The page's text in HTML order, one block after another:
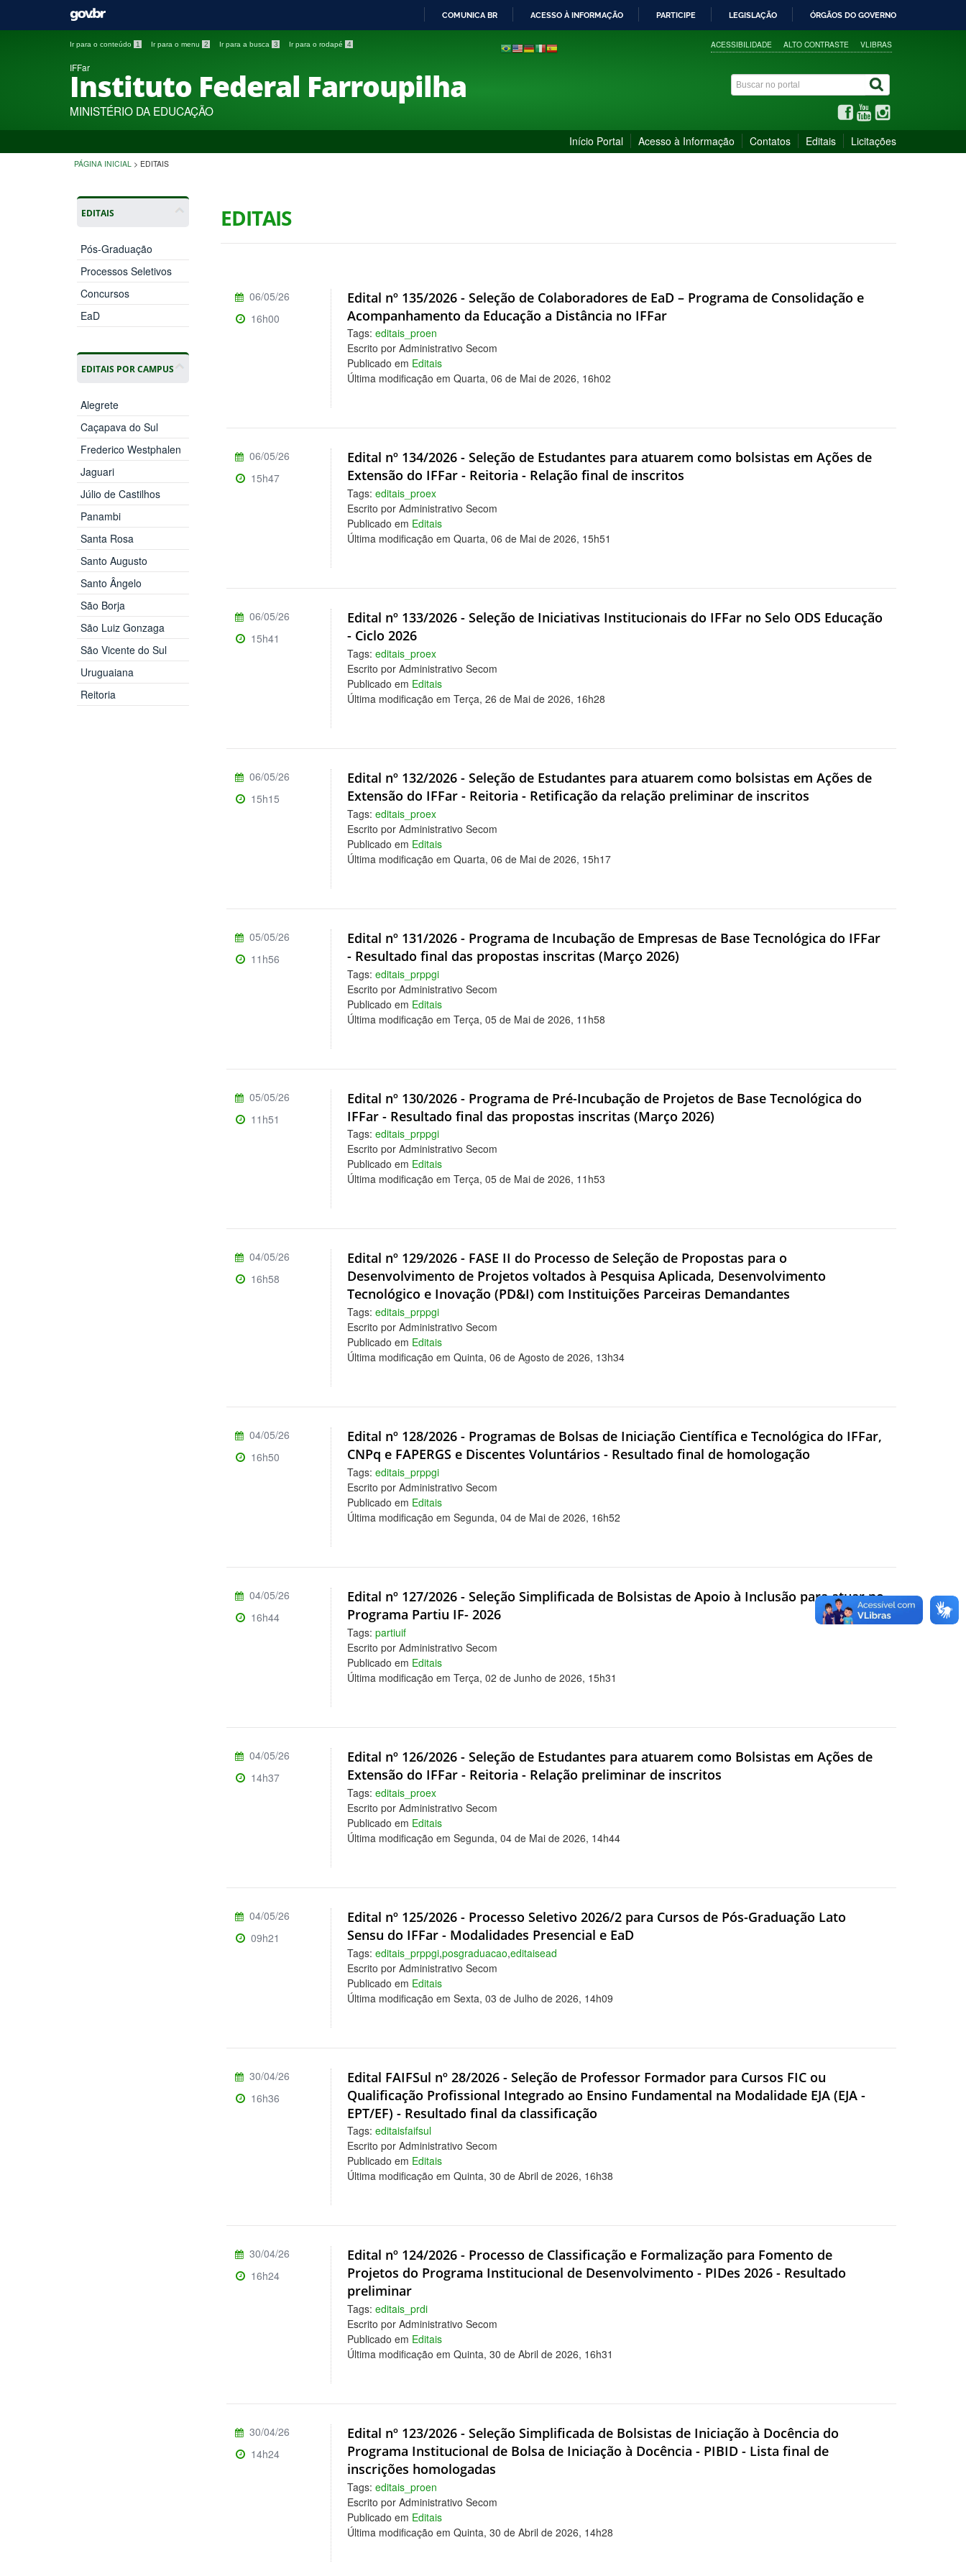
PARA
COMUNICA BR ACESSO À INFORMAÇÃO PARTICIPE LEGISLAÇÃO ÓRGÃOS DO GOVERNO
Ir para o conteúdo 1 Ir para o menu 2 Ir para a busca 3 Ir para o rodapé 4 ACESSIBILIDADE ALTO CONTRASTE VLIBRAS
IFFar
Instituto Federal Farroupilha
MINISTÉRIO DA EDUCAÇÃO
Início Portal Acesso à Informação Contatos Editais Licitações
PÁGINA INICIAL > EDITAIS
EDITAIS
Pós-Graduação
Processos Seletivos
Concursos
EaD
EDITAIS POR CAMPUS
Alegrete
Caçapava do Sul
Frederico Westphalen
Jaguari
Júlio de Castilhos
Panambi
Santa Rosa
Santo Augusto
Santo Ângelo
São Borja
São Luiz Gonzaga
São Vicente do Sul
Uruguaiana
Reitoria
EDITAIS
Edital nº 135/2026 - Seleção de Colaboradores de EaD – Programa de Consolidação e
Acompanhamento da Educação a Distância no IFFar
Tags:editais_proen
Escrito por Administrativo Secom
Publicado em Editais
Última modificação em Quarta, 06 de Mai de 2026, 16h02
06/05/26
16h00
Edital nº 134/2026 - Seleção de Estudantes para atuarem como bolsistas em Ações de
Extensão do IFFar - Reitoria - Relação final de inscritos
Tags:editais_proex
Escrito por Administrativo Secom
Publicado em Editais
Última modificação em Quarta, 06 de Mai de 2026, 15h51
06/05/26
15h47
Edital nº 133/2026 - Seleção de Iniciativas Institucionais do IFFar no Selo ODS Educação
- Ciclo 2026
Tags:editais_proex
Escrito por Administrativo Secom
Publicado em Editais
Última modificação em Terça, 26 de Mai de 2026, 16h28
06/05/26
15h41
Edital nº 132/2026 - Seleção de Estudantes para atuarem como bolsistas em Ações de
Extensão do IFFar - Reitoria - Retificação da relação preliminar de inscritos
Tags:editais_proex
Escrito por Administrativo Secom
Publicado em Editais
Última modificação em Quarta, 06 de Mai de 2026, 15h17
06/05/26
15h15
Edital nº 131/2026 - Programa de Incubação de Empresas de Base Tecnológica do IFFar
- Resultado final das propostas inscritas (Março 2026)
Tags:editais_prppgi
Escrito por Administrativo Secom
Publicado em Editais
Última modificação em Terça, 05 de Mai de 2026, 11h58
05/05/26
11h56
Edital nº 130/2026 - Programa de Pré-Incubação de Projetos de Base Tecnológica do
IFFar - Resultado final das propostas inscritas (Março 2026)
Tags:editais_prppgi
Escrito por Administrativo Secom
Publicado em Editais
Última modificação em Terça, 05 de Mai de 2026, 11h53
05/05/26
11h51
Edital nº 129/2026 - FASE II do Processo de Seleção de Propostas para o
Desenvolvimento de Projetos voltados à Pesquisa Aplicada, Desenvolvimento
Tecnológico e Inovação (PD&I) com Instituições Parceiras Demandantes
Tags:editais_prppgi
Escrito por Administrativo Secom
Publicado em Editais
Última modificação em Quinta, 06 de Agosto de 2026, 13h34
04/05/26
16h58
Edital nº 128/2026 - Programas de Bolsas de Iniciação Científica e Tecnológica do IFFar,
CNPq e FAPERGS e Discentes Voluntários - Resultado final de homologação
Tags:editais_prppgi
Escrito por Administrativo Secom
Publicado em Editais
Última modificação em Segunda, 04 de Mai de 2026, 16h52
04/05/26
16h50
Edital nº 127/2026 - Seleção Simplificada de Bolsistas de Apoio à Inclusão para atuar no
Programa Partiu IF- 2026
Tags:partiuif
Escrito por Administrativo Secom
Publicado em Editais
Última modificação em Terça, 02 de Junho de 2026, 15h31
04/05/26
16h44
Edital nº 126/2026 - Seleção de Estudantes para atuarem como Bolsistas em Ações de
Extensão do IFFar - Reitoria - Relação preliminar de inscritos
Tags:editais_proex
Escrito por Administrativo Secom
Publicado em Editais
Última modificação em Segunda, 04 de Mai de 2026, 14h44
04/05/26
14h37
Edital nº 125/2026 - Processo Seletivo 2026/2 para Cursos de Pós-Graduação Lato
Sensu do IFFar - Modalidades Presencial e EaD
Tags:editais_prppgi,posgraduacao,editaisead
Escrito por Administrativo Secom
Publicado em Editais
Última modificação em Sexta, 03 de Julho de 2026, 14h09
04/05/26
09h21
Edital FAIFSul nº 28/2026 - Seleção de Professor Formador para Cursos FIC ou
Qualificação Profissional Integrado ao Ensino Fundamental na Modalidade EJA (EJA -
EPT/EF) - Resultado final da classificação
Tags:editaisfaifsul
Escrito por Administrativo Secom
Publicado em Editais
Última modificação em Quinta, 30 de Abril de 2026, 16h38
30/04/26
16h36
Edital nº 124/2026 - Processo de Classificação e Formalização para Fomento de
Projetos do Programa Institucional de Desenvolvimento - PIDes 2026 - Resultado
preliminar
Tags:editais_prdi
Escrito por Administrativo Secom
Publicado em Editais
Última modificação em Quinta, 30 de Abril de 2026, 16h31
30/04/26
16h24
Edital nº 123/2026 - Seleção Simplificada de Bolsistas de Iniciação à Docência do
Programa Institucional de Bolsa de Iniciação à Docência - PIBID - Lista final de
inscrições homologadas
Tags:editais_proen
Escrito por Administrativo Secom
Publicado em Editais
Última modificação em Quinta, 30 de Abril de 2026, 14h28
30/04/26
14h24